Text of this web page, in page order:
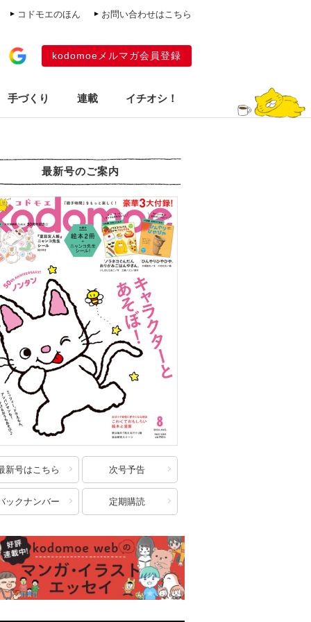
コドモエのほん お問い合わせはこちら
kodomoeメルマガ会員登録
手づくり 連載 イチオシ！
最新号のご案内
新号はこちら 次号予告
ックナンバー 定期購読